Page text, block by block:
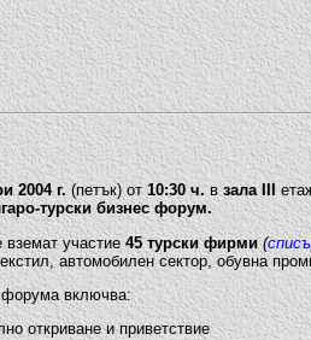
2004 г.(петък) от10:30 ч.взала III
турски бизнес форум.
участие45 турски фирми(
автомобилен сектор, обувна
включва:
откриване и приветствие